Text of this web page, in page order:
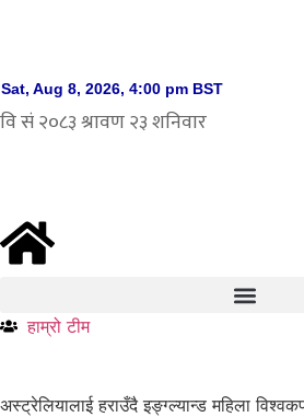
हाम्रो टीम
अस्ट्रेलियालाई हराउँदै इङ्ग्ल्यान्ड महिला